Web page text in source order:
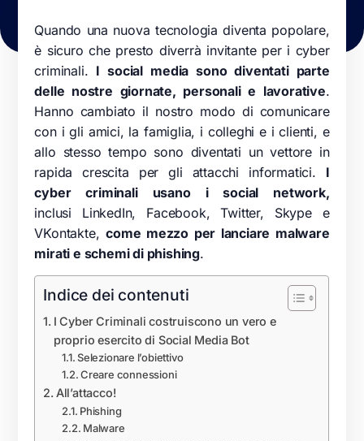
Quando una nuova tecnologia diventa popolare,
è sicuro che presto diverrà invitante per i cyber
criminali. I social media sono diventati parte
delle nostre giornate, personali e lavorative.
Hanno cambiato il nostro modo di comunicare
con i gli amici, la famiglia, i colleghi e i clienti, e
allo stesso tempo sono diventati un vettore in
rapida crescita per gli attacchi informatici. I
cyber criminali usano i social network,
inclusi LinkedIn, Facebook, Twitter, Skype e
VKontakte,come mezzo per lanciare malware
mirati e schemi di phishing.
Indice dei contenuti
I Cyber Criminali costruiscono un vero e
proprio esercito di Social Media Bot
Selezionare l’obiettivo
Creare connessioni
All’attacco!
Phishing
Malware